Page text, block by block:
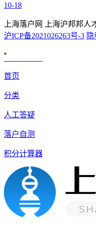
10-18
上海落户网 上海沪邦邦人
沪ICP备2021026263号-3
首页
分类
人工答疑
落户自测
积分计算器